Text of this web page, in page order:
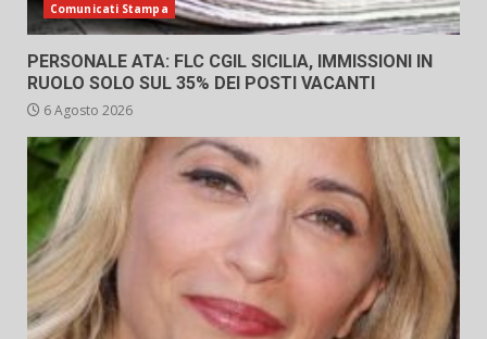
Comunicati Stampa
PERSONALE ATA: FLC CGIL SICILIA, IMMISSIONI IN
RUOLO SOLO SUL 35% DEI POSTI VACANTI
6 Agosto 2026